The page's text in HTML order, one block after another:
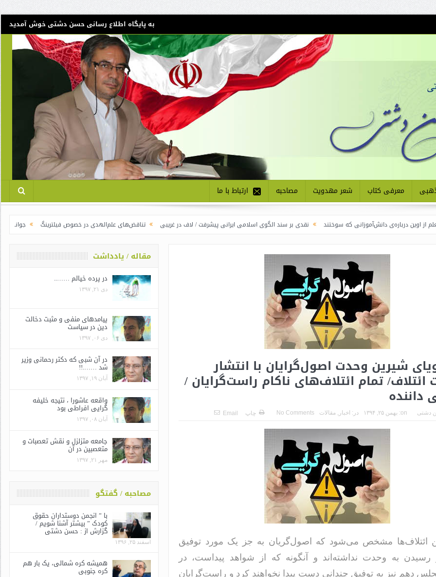
به پایگاه اطلاع رسانی حسن دشتی خوش آمدید
معرفی کتاب شعر مهدویت مصاحبه ارتباط با ما
دانش‌آموزانی که سوختند نقدی بر سند الگوی اسلامی ایرانی پیشرفت / لاف در غریبی تناقض‌های علم‌الهدی در خصوص فیلترینگ جوانگرایی به سبک
شیرین وحدت اصول‌گرایان با انتشار
تمام ائتلاف‌های ناکام راست‌گرایان /
دشتی on: بهمن ۲۵, ۱۳۹۴ در: اخبار , مقالات No Comments چاپ Email
ائتلاف‌ها مشخص می‌شود که اصول‌گریان به جز یک مورد توفیق
رسیدن به وحدت نداشته‌اند و آنگونه که از شواهد پیداست، در
دهم نیز به توفیق چندانی دست پیدا نخواهند کرد و راست‌گرایان
مقاله / یادداشت
در پرده خیالم ……..
دی ۲۱, ۱۳۹۷
پیامدهای منفی و مثبت دخالت
دین در سیاست
دی ۰۶, ۱۳۹۷
در آن شبی که دکتر رحمانی وزیر
شد …….!!
آبان ۱۹, ۱۳۹۷
واقعه عاشورا ، نتیجه خلیفه
گرایی افراطی بود
آبان ۰۸, ۱۳۹۷
جامعه متزلزل و نقش تعصبات و
متعصبین در آن
مهر ۲۱, ۱۳۹۷
مصاحبه / گفتگو
با ” انجمن دوستداران حقوق
کودک ” بیشتر آشنا شویم /
گزارش از : حسن دشتی
اسفند ۲۵, ۱۳۹۶
همیشه کره شمالی، یک بار هم
کره جنوبی